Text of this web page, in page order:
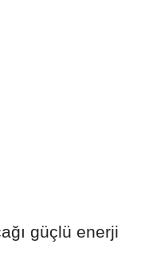
güçlü enerji